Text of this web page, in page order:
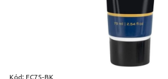
Kód: EC75-BK